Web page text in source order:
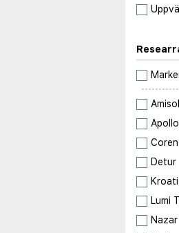
Amisol
Apollo
Detur
Lumi
Nazar